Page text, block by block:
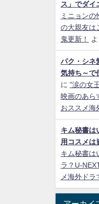
ス」でダイ
ミニョンの
の大親友は
鬼更新！
よ
パク・シネ
気持ち～で
に "涙の女
映画のあら
おススメ海
キム秘書は
用コスメは
キム秘書は
ラ？U-
メ海外ドラ